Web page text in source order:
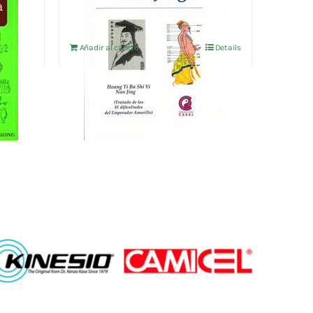
Añadir al carrito Details